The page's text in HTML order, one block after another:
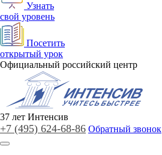
Узнать
свой уровень
Посетить
открытый урок
Официальный российский центр
37 лет Интенсив
+7 (495) 624-68-86 Обратный звонок